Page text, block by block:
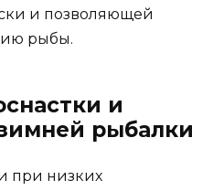
и позволяющей
рыбы.
и
рыбалки
при низких